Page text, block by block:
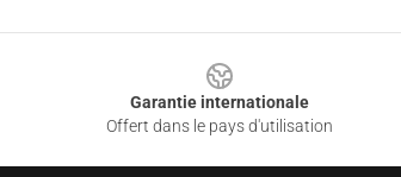
Garantie internationale
Offert dans le pays d'utilisation